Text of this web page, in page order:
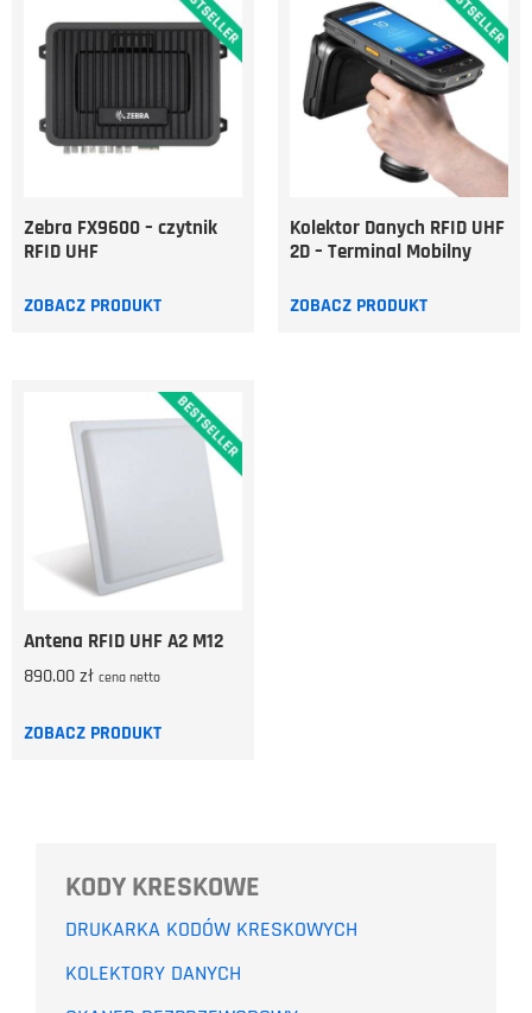
Zebra FX9600 – czytnik
RFID UHF
ZOBACZ PRODUKT
Kolektor Danych RFID UHF
2D – Terminal Mobilny
ZOBACZ PRODUKT
Antena RFID UHF A2 M12
890.00zł cena netto
ZOBACZ PRODUKT
KODY KRESKOWE
DRUKARKA KODÓW KRESKOWYCH
KOLEKTORY DANYCH